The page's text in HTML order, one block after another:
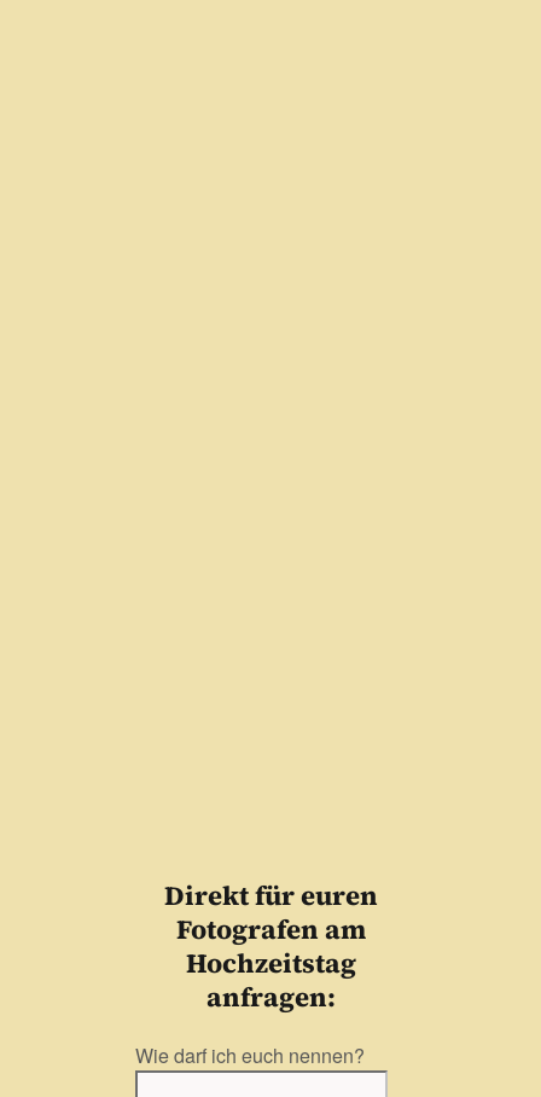
Direkt für euren
Fotografen am
Hochzeitstag
anfragen:
Wie darf ich euch nennen?